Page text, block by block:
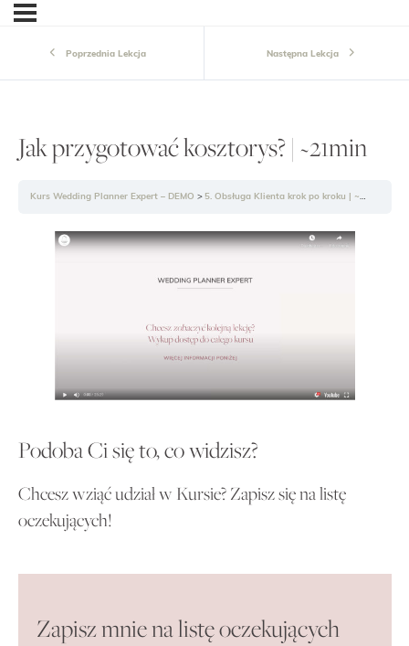
Poprzednia Lekcja Następna Lekcja
Jak przygotować kosztorys? | ~21min
Kurs Wedding Planner Expert – DEMO 5. Obsługa Klienta krok po kroku | ~4g43min
Podoba Ci się to, co widzisz?
Chcesz wziąć udział w Kursie? Zapisz się na listę
oczekujących!
Zapisz mnie na listę oczekujących